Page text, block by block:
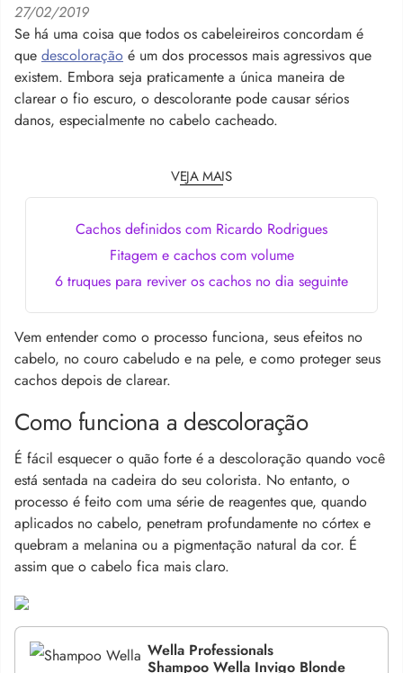
27/02/2019
Se há uma coisa que todos os cabeleireiros concordam é
que descoloração é um dos processos mais agressivos que
existem. Embora seja praticamente a única maneira de
clarear o fio escuro, o descolorante pode causar sérios
danos, especialmente no cabelo cacheado.
VEJA MAIS
Cachos definidos com Ricardo Rodrigues
Fitagem e cachos com volume
6 truques para reviver os cachos no dia seguinte
Vem entender como o processo funciona, seus efeitos no
cabelo, no couro cabeludo e na pele, e como proteger seus
cachos depois de clarear.
Como funciona a descoloração
É fácil esquecer o quão forte é a descoloração quando você
está sentada na cadeira do seu colorista. No entanto, o
processo é feito com uma série de reagentes que, quando
aplicados no cabelo, penetram profundamente no córtex e
quebram a melanina ou a pigmentação natural da cor. É
assim que o cabelo fica mais claro.
Wella Professionals
Shampoo Wella Invigo Blonde